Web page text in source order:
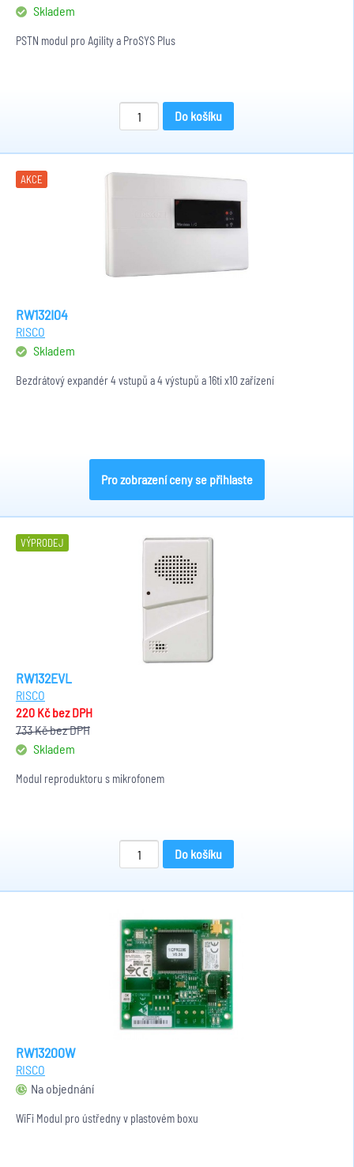
Skladem
PSTN modul pro Agility a ProSYS Plus
Do košíku
AKCE
RW132I04
RISCO
Skladem
Bezdrátový expandér 4 vstupů a 4 výstupů a 16ti x10 zařízení
Pro zobrazení ceny se přihlaste
VÝPRODEJ
RW132EVL
RISCO
220 Kčbez DPH
733 Kčbez DPH
Skladem
Modul reproduktoru s mikrofonem
Do košíku
RW13200W
RISCO
Na objednání
WiFi Modul pro ústředny v plastovém boxu